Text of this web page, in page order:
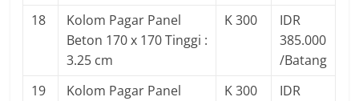
18
Kolom Pagar Panel
Beton 170 x 170 Tinggi :
3.25 cm
K 300
IDR
385.000
/Batang
19
Kolom Pagar Panel
K 300
IDR